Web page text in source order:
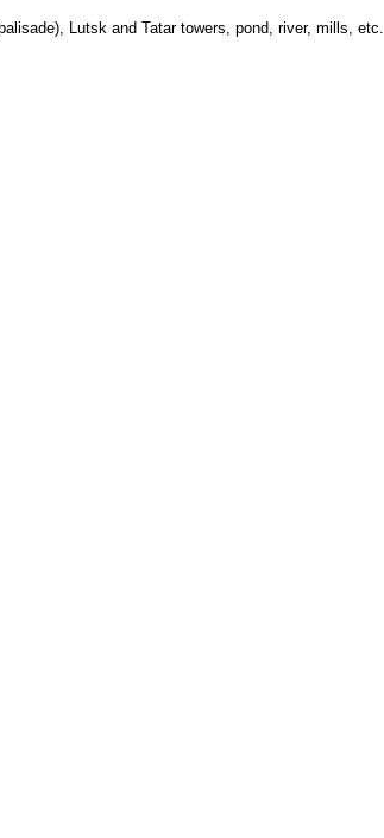
Lutsk and Tatar towers, pond, river, mills, etc.